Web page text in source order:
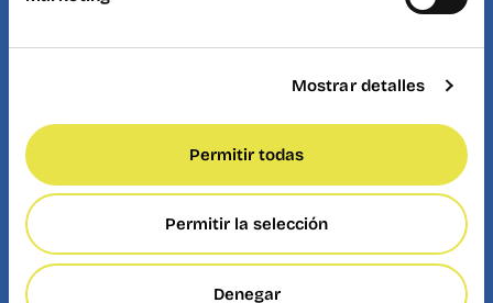
Mostrar detalles
Permitir todas
Permitir la selección
Denegar